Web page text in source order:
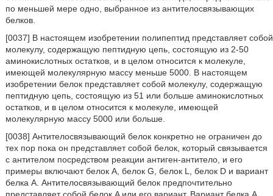
по меньшей мере одно, выбранное из антителосвязывающих
белков.
[0037] В настоящем изобретении полипептид представляет собой
молекулу, содержащую пептидную цепь, состоящую из 2-50
аминокислотных остатков, и в целом относится к молекуле,
имеющей молекулярную массу меньше 5000. В настоящем
изобретении белок представляет собой молекулу, содержащую
пептидную цепь, состоящую из 51 или больше аминокислотных
остатков, и в целом относится к молекуле, имеющей
молекулярную массу 5000 или больше.
[0038] Антителосвязывающий белок конкретно не ограничен до
тех пор пока он представляет собой белок, который связывается
с антителом посредством реакции антиген-антитело, и его
примеры включают белок A, белок G, белок L, белок D и вариант
белка A. Антителосвязывающий белок предпочтительно